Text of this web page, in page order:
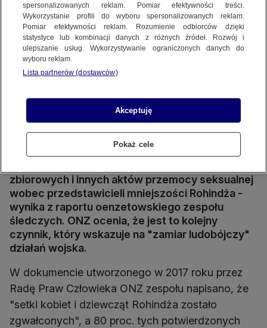
Bojownicy ruchu niepodległościowego Karenów
Źródło wideo: Reuters Archive
zbiorowych i innych aktów przemocy seksualnej
wobec przedstawicieli mniejszości Rohindża -
wynika z raportu oenzetowskiego zespołu
śledczych. ONZ ocenia, że jest to kolejny
czynnik, który wskazuje na "zamiar ludobójczy"
działań wojska.
W dokumencie utworzonego w 2017 roku przez
Radę Praw Człowieka ONZ zespołu napisano, że
"setki kobiet i dziewcząt Rohindża zostało
zgwałconych", a 80 proc. tych potwierdzonych
spersonalizowanych reklam. Pomiar efektywności treści.
Wykorzystanie profili do wyboru spersonalizowanych reklam.
Pomiar efektywności reklam. Rozumienie odbiorców dzięki
statystyce lub kombinacji danych z różnych źródeł. Rozwój i
ulepszanie usług. Wykorzystywanie ograniczonych danych do
wyboru reklam.
Lista partnerów (dostawców)
Akceptuję
Pokaż cele